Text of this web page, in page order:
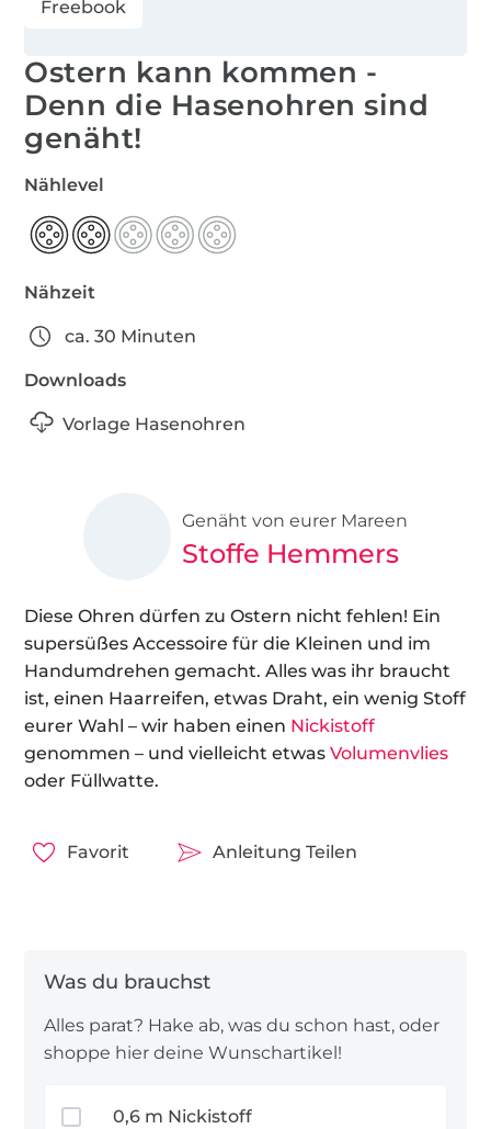
Freebook
Ostern kann kommen -
Denn die Hasenohren sind
genäht!
Nählevel
Nähzeit
ca. 30 Minuten
Downloads
Vorlage Hasenohren
Genäht von eurer Mareen
Stoffe Hemmers
Diese Ohren dürfen zu Ostern nicht fehlen! Ein
supersüßes Accessoire für die Kleinen und im
Handumdrehen gemacht. Alles was ihr braucht
ist, einen Haarreifen, etwas Draht, ein wenig Stoff
eurer Wahl – wir haben einen Nickistoff
genommen – und vielleicht etwasVolumenvlies
oder Füllwatte.
Favorit Anleitung Teilen
Alles parat? Hake ab, was du schon hast, oder
shoppe hier deine Wunschartikel!
0,6 m Nickistoff